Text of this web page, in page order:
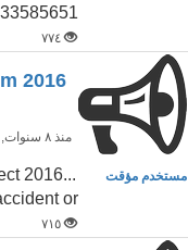
0533585651 متخصصون في تركيب جميع انواع
٧٧٤
2016 Nissan patrol le platinum
منذ ٨ سنوات
مستخدم مؤقت
or
٧١٥